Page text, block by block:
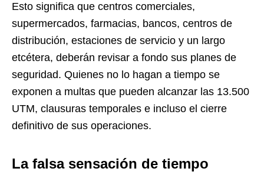
Esto significa que centros comerciales,
supermercados, farmacias, bancos, centros de
distribución, estaciones de servicio y un largo
etcétera, deberán revisar a fondo sus planes de
seguridad. Quienes no lo hagan a tiempo se
exponen a multas que pueden alcanzar las 13.500
UTM, clausuras temporales e incluso el cierre
definitivo de sus operaciones.
La falsa sensación de tiempo